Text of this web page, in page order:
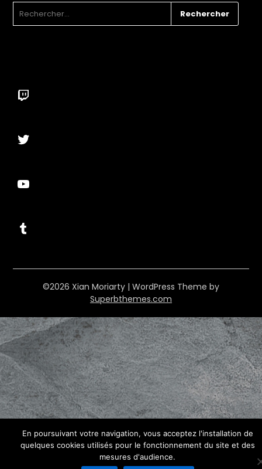
Twitch
Twitter
YouTube
Tumblr
©2026 Xian Moriarty | WordPress Theme by
Superbthemes.com
En poursuivant votre navigation, vous acceptez l'installation de
quelques cookies utilisés pour le fonctionnement du site et des
mesures d'audience.